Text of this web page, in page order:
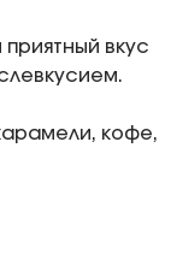
вкус
кофе,